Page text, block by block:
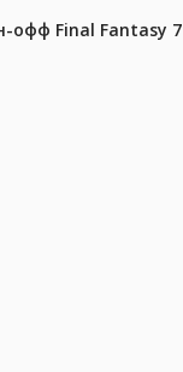
офф Final Fantasy 7